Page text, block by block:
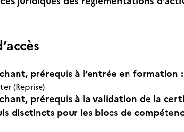
prérequis à l’entrée en formation :
(Reprise)
prérequis à la validation de la
disctincts pour les blocs de